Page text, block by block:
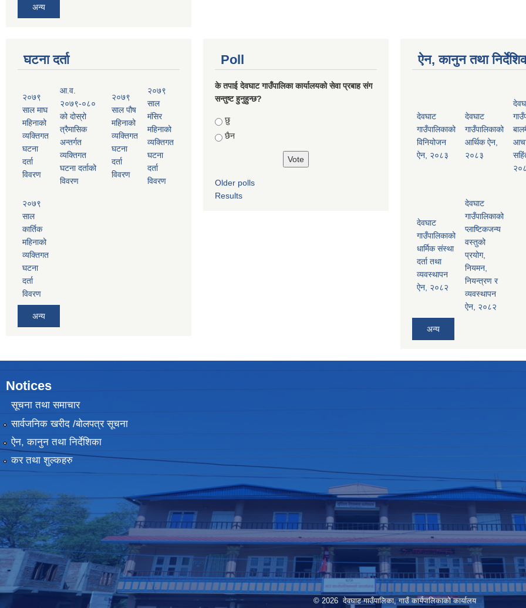
अन्य
घटना दर्ता
२०७९
साल माघ
महिनाको
व्यक्तिगत
घटना
दर्ता
विवरण
आ.व.
२०७९-०८०
को दोस्रो
त्रैमासिक
अन्तर्गत
व्यक्तिगत
घटना दर्ताको
विवरण
२०७९
साल पौष
महिनाको
व्यक्तिगत
घटना
दर्ता
विवरण
२०७९
साल
मंसिर
महिनाको
व्यक्तिगत
घटना
दर्ता
विवरण
२०७९
साल
कार्तिक
महिनाको
व्यक्तिगत
घटना
दर्ता
विवरण
अन्य
Poll
के तपाई देवघाट गाउँपालिका कार्यालयको सेवा प्रबाह संग
सन्तुष्ट हुनुहुन्छ?
Choices
छु
छैन
Older polls
Results
ऐन, कानुन तथा
देवघाट
गाउँपालिकाको
विनियोजन
ऐन, २०८३
देवघाट
गाउँपालिकाको
आर्थिक ऐन,
२०८३
देवघाट
गाउँपालिकाको
धार्मिक संस्था
दर्ता तथा
व्यवस्थापन
ऐन, २०८२
देवघाट
गाउँपालिकाको
प्लाष्टिकजन्य
वस्तुको
प्रयोग,
नियमन,
नियन्त्रण र
व्यवस्थापन
ऐन, २०८२
अन्य
Notices
सूचना तथा समाचार
सार्वजनिक खरीद /बोलपत्र सूचना
ऐन, कानुन तथा निर्देशिका
कर तथा शुल्कहरु
© 2026 देवघाट गाउँपालिका, गाउँ कार्यपालिकाको कार्यालय